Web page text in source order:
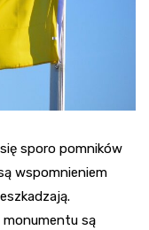
sporo pomników
wspomnieniem
monumentu są